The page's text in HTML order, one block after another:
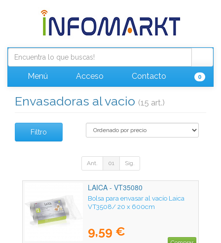
Menú Acceso Contacto 0
Envasadoras al vacio (15 art.)
Filtro
Ant. 01 Sig.
LAICA - VT35080
Bolsa para envasar al vacío Laica
VT3508/ 20 x 600cm
9,59 €